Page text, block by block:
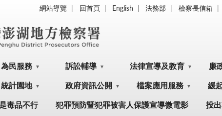
網站導覽 回首頁 English 法務部 檢察長信箱
為民服務 訴訟輔導 法律宣導及教育 廉
統計園地 政府資訊公開 檔案應用服務 緩
毒品不行 犯罪預防暨犯罪被害人保護宣導微電影 投